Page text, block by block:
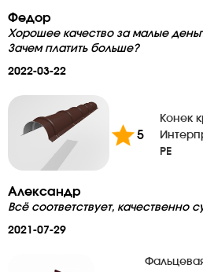
Федор
Хорошее качество за малые
Зачем платить больше?
2022-03-22
Конек
PE
5
Александр
Всё соответствует, качественно
2021-07-29